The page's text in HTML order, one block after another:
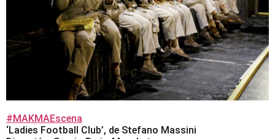
#MAKMAEscena
‘Ladies Football Club’, de Stefano Massini